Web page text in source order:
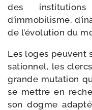
des
d’immobilisme,
de l’évolution du
Les loges peuvent
sa­tion­nel, les
grande muta­tion
se mettre en
son dogme